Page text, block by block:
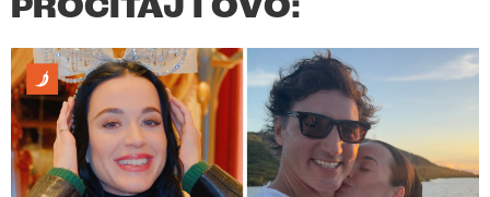
PROČITAJ I OVO: